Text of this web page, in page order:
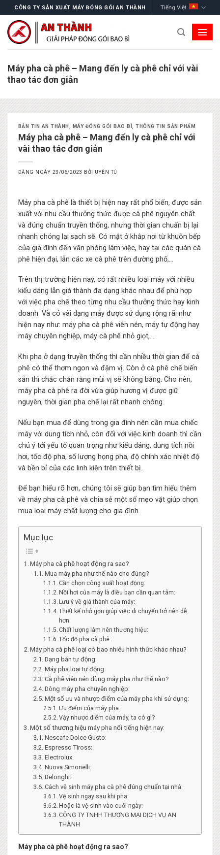
to
content
CÔNG TY SẢN XUẤT MÁY ĐÓNG GÓI AN THÀNH Tiếng Việt
Máy pha cà phê – Mang đến ly cà phê chỉ với vài
thao tác đơn giản
BẢN TIN AN THÀNH MÁY ĐÓNG GÓI BAO BÌ ,THÔNG TIN SẢN PHẨM
Máy pha cà phê – Mang đến ly cà phê chỉ với
vài thao tác đơn giản
ĐĂNG NGÀY 23/06/2023 BỞI UYÊN TÚ
Máy pha cà phê là thiết bị hiện nay rất phổ biến, được sản
xuất với nhu cầu thưởng thức được cà phê nguyên chất
và đúng chuẩn truyền thống, nhưng thời gian chuẩn bị lại
nhanh chóng lại sạch sẽ. Có mặt ở khắp nơi từ khuôn bếp
của gia đình đến văn phòng làm việc, hay tại các quán cà
phê hiện đại, lẫn các xe cà phê trên đường phố,…
Trên thị trường hiện nay, có rất nhiều loại máy với nhiều
kiểu dáng lẫn giá thành đa dạng khác nhau để phù hợp
với việc pha chế theo từng nhu cầu thưởng thức hay kinh
doanh. Và có vài dạng máy được sử dụng rộng rãi như
hiện nay như: máy pha cà phê viên nén, máy tự động hay
máy chuyên nghiệp, máy cà phê nhỏ giọt,….
Khi pha ở dạng truyền thống thì cần nhiều thời gian để cà
phê có thể thơm ngon và đậm vị. Còn ở cà phê chế biến
sẵn thì chắc chắn rằng mùi vị sẽ không bằng. Cho nên,
máy pha cà phê ra đời vừa giúp hương vị được giữ
nguyên, thời gian pha chế lại rất nhanh chóng.
Nếu bạn mua để dùng trong gia đình nên cần mua chiếc
máy với dung tích nhỏ, còn đối với việc kinh doanh thì cần
chú ý tới yếu tố quan trọng như kiểu dáng, dung tích nồi
hơi, tốc độ pha, số lượng họng pha, độ chính xác nhiệt độ
và bền bỉ của các linh kiện trên thiết bị.
Để bạn hiểu rõ hơn, chúng tôi sẽ giúp bạn tìm hiểu thêm
về máy pha cà phê và chia sẻ một số mẹo vặt giúp chọn
mua loại máy chất lượng cho gia đình.
Mục lục
Máy pha cà phê hoạt động ra sao?
Mua máy pha như thế nào cho đúng?
Cần chọn công suất hoạt động:
Nồi hơi của máy là điều bạn cần quan tâm:
Lưu ý về giá thành của máy:
Thiết kế nhỏ gọn giúp việc di chuyển trở nên dễ
hơn:
Chất lượng làm nên thương hiệu:
Tốc độ pha cà phê:
Máy pha cà phê loại có bao nhiêu hình thức khác nhau?
Dạng bán tự động:
Máy pha loại tự động:
Cà phê viên nén dùng máy pha như thế nào?
Dòng máy pha chuyên nghiệp:
Một số ưu và nhược điểm của máy pha khi sử dụng:
Ưu điểm của máy pha:
Vậy nhược điểm của máy, ta có gì?
Một số thương hiệu máy pha nổi tiếng hiện nay:
Nescafe Dolce Gusto:
Espresso Tiross:
Electrolux:
Nuova Simonelli:
Delonghi::
Cách vệ sinh máy pha cà phê đúng chuẩn tại nhà:
Vệ sinh ngay sau khi pha:
Hoặc là vệ sinh vào cuối ngày:
CÔNG TY TNHH THƯƠNG MẠI DỊCH VỤ AN
THÀNH
Máy pha cà phê hoạt động ra sao?